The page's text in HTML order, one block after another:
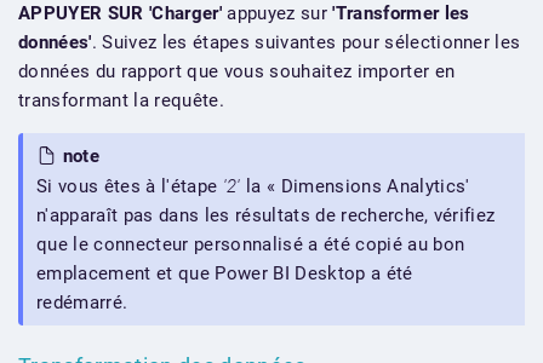
APPUYER SUR 'Charger'appuyez sur'Transformer les
données'. Suivez les étapes suivantes pour sélectionner les
données du rapport que vous souhaitez importer en
transformant la requête.
note
Si vous êtes à l'étape '2' la « Dimensions Analytics'
n'apparaît pas dans les résultats de recherche, vérifiez
que le connecteur personnalisé a été copié au bon
emplacement et que Power BI Desktop a été
redémarré.